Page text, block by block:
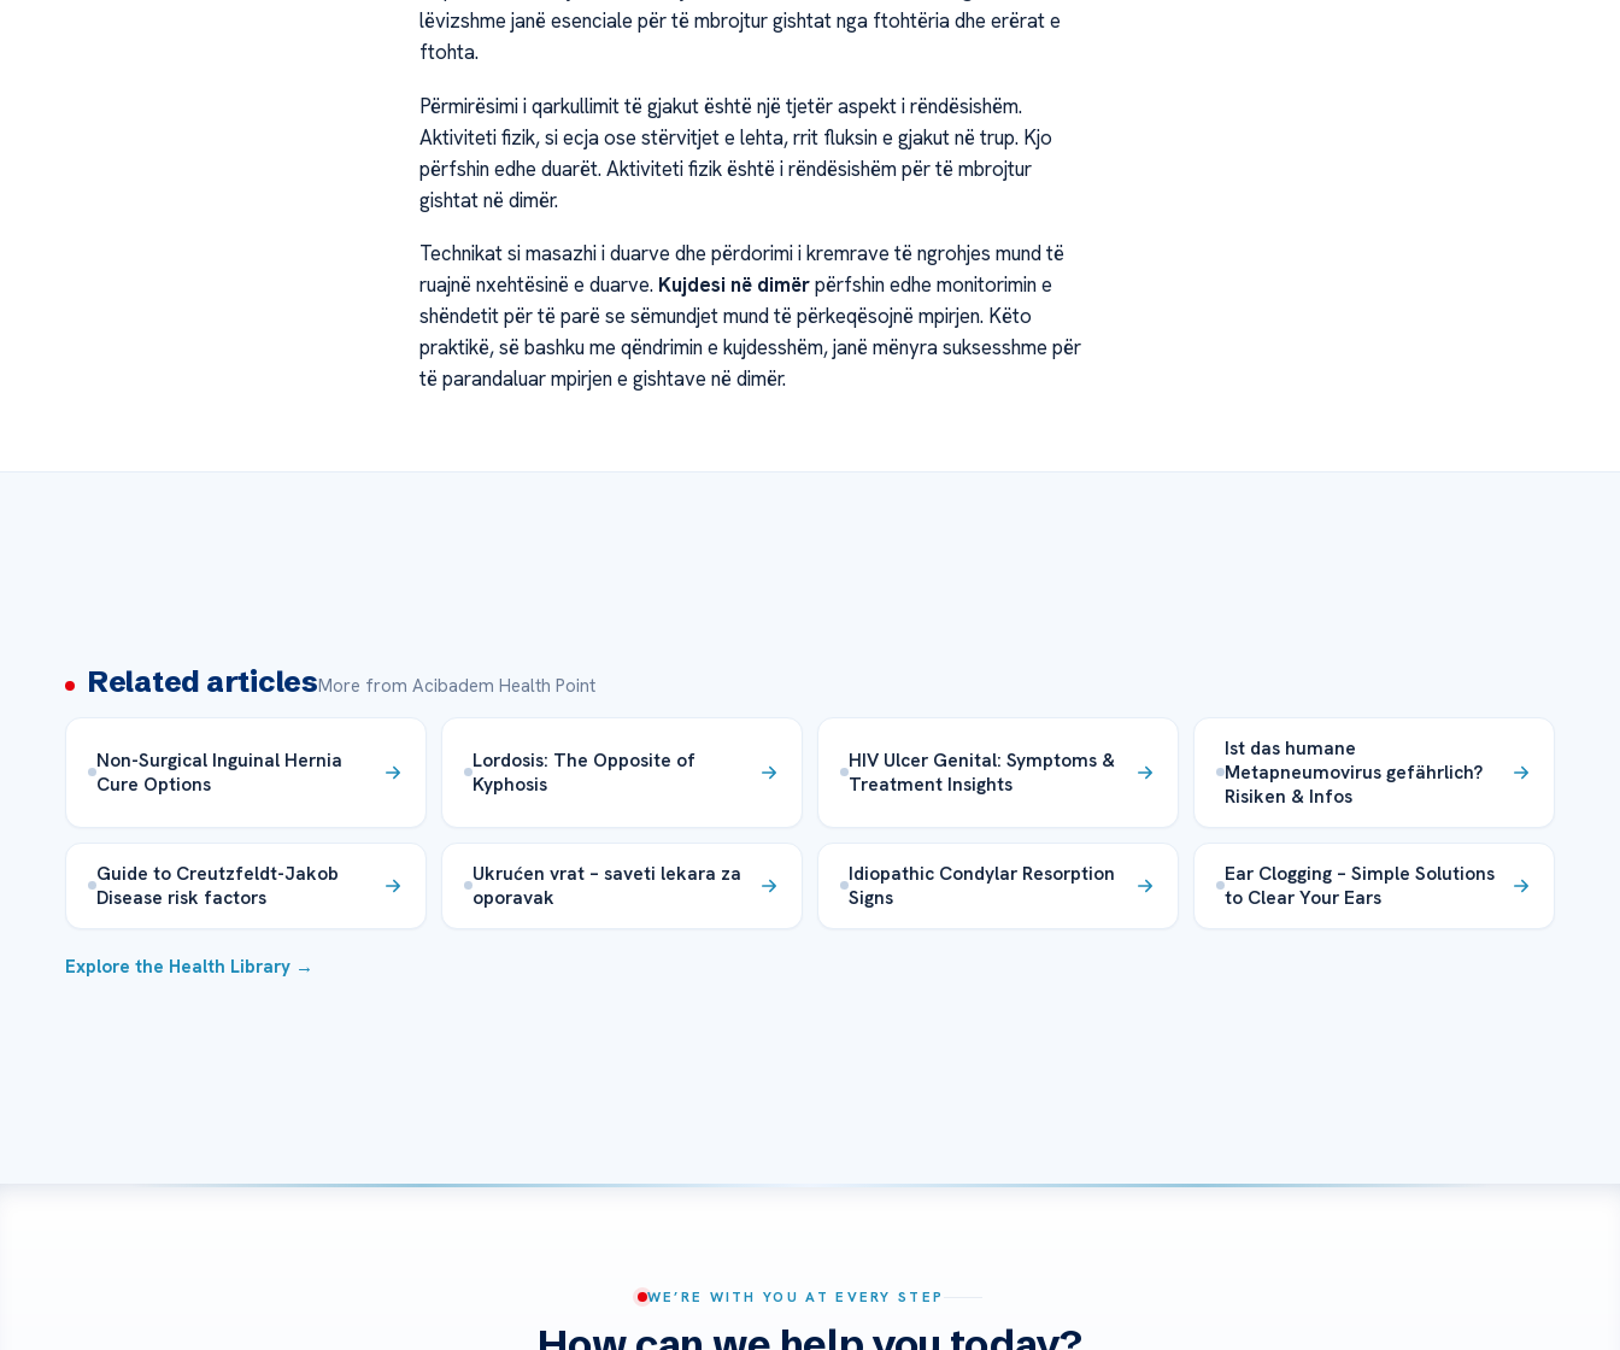
lëvizshme janë esenciale për të mbrojtur gishtat nga ftohtëria dhe erërat e
ftohta.
Përmirësimi i qarkullimit të gjakut është një tjetër aspekt i rëndësishëm.
Aktiviteti fizik, si ecja ose stërvitjet e lehta, rrit fluksin e gjakut në trup. Kjo
përfshin edhe duarët. Aktiviteti fizik është i rëndësishëm për të mbrojtur
gishtat në dimër.
Technikat si masazhi i duarve dhe përdorimi i kremrave të ngrohjes mund të
ruajnë nxehtësinë e duarve. Kujdesi në dimërpërfshin edhe monitorimin e
shëndetit për të parë se sëmundjet mund të përkeqësojnë mpirjen. Këto
praktikë, së bashku me qëndrimin e kujdesshëm, janë mënyra suksesshme për
të parandaluar mpirjen e gishtave në dimër.
Related articlesMore from Acibadem Health Point
Non-Surgical Inguinal Hernia
Cure Options
Lordosis: The Opposite of
Kyphosis
HIV Ulcer Genital: Symptoms &
Treatment Insights
Ist das humane
Metapneumovirus gefährlich?
Risiken & Infos
Guide to Creutzfeldt-Jakob
Disease risk factors
Ukrućen vrat – saveti lekara za
oporavak
Idiopathic Condylar Resorption
Signs
Ear Clogging – Simple Solutions
to Clear Your Ears
Explore the Health Library →
WE’RE WITH YOU AT EVERY STEP